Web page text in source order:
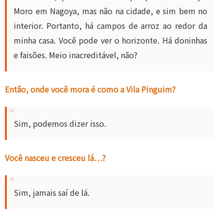
Moro em Nagoya, mas não na cidade, e sim bem no
interior. Portanto, há campos de arroz ao redor da
minha casa. Você pode ver o horizonte. Há doninhas
e faisões. Meio inacreditável, não?
Então, onde você mora é como a Vila Pinguim?
Sim, podemos dizer isso.
Você nasceu e cresceu lá…?
Sim, jamais saí de lá.